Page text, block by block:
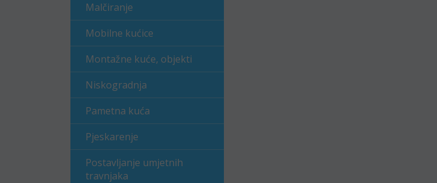
Malčiranje
Mobilne kućice
Montažne kuće, objekti
Niskogradnja
Pametna kuća
Pjeskarenje
Postavljanje umjetnih
travnjaka